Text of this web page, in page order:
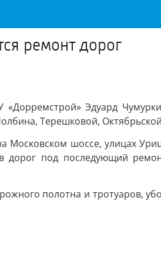
ремонт дорог
«Дорремстрой» Эдуард
Терешковой,
шоссе, улицах
под последующий
полотна и тротуаров,